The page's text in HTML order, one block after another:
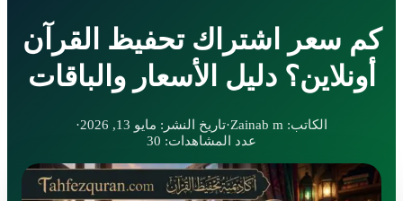
كم سعر اشتراك تحفيظ القرآن
أونلاين؟ دليل الأسعار والباقات
الكاتب: ·تاريخ النشر: مايو 13, 2026
·
عدد المشاهدات: